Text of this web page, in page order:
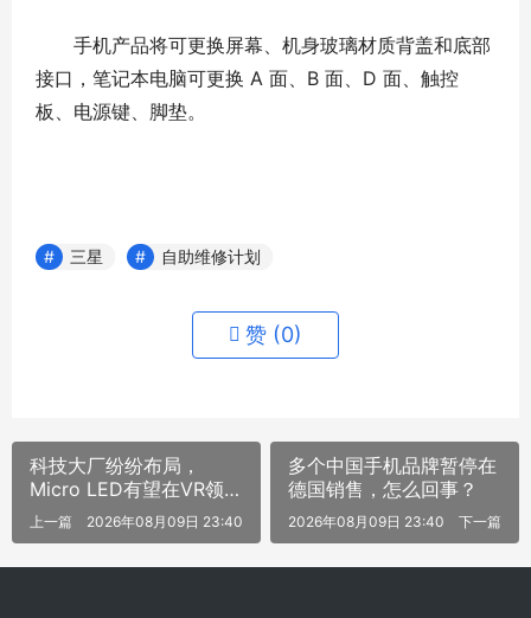
手机产品将可更换屏幕、机身玻璃材质背盖和底部
接口，笔记本电脑可更换 A 面、B 面、D 面、触控
板、电源键、脚垫。
三星 自助维修计划
赞 (0)
科技大厂纷纷布局，
Micro LED有望在VR领
域率先商业落地
上一篇 2026年08月09日 23:40
多个中国手机品牌暂停在
德国销售，怎么回事？
下一篇
2026年08月09日 23:40